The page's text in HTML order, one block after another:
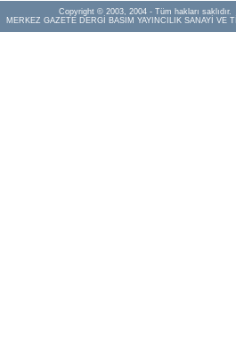
Copyright © 2003, 2004 - Tüm hakları saklıdır.
MERKEZ GAZETE DERGİ BASIM YAYINCILIK SANAYİ VE